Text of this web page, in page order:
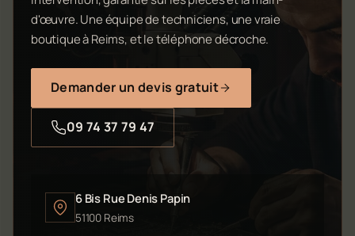
d'œuvre. Une équipe de techniciens, une vraie
boutique à Reims, et le téléphone décroche.
Demander un devis gratuit
09 74 37 79 47
6 Bis Rue Denis Papin
51100 Reims